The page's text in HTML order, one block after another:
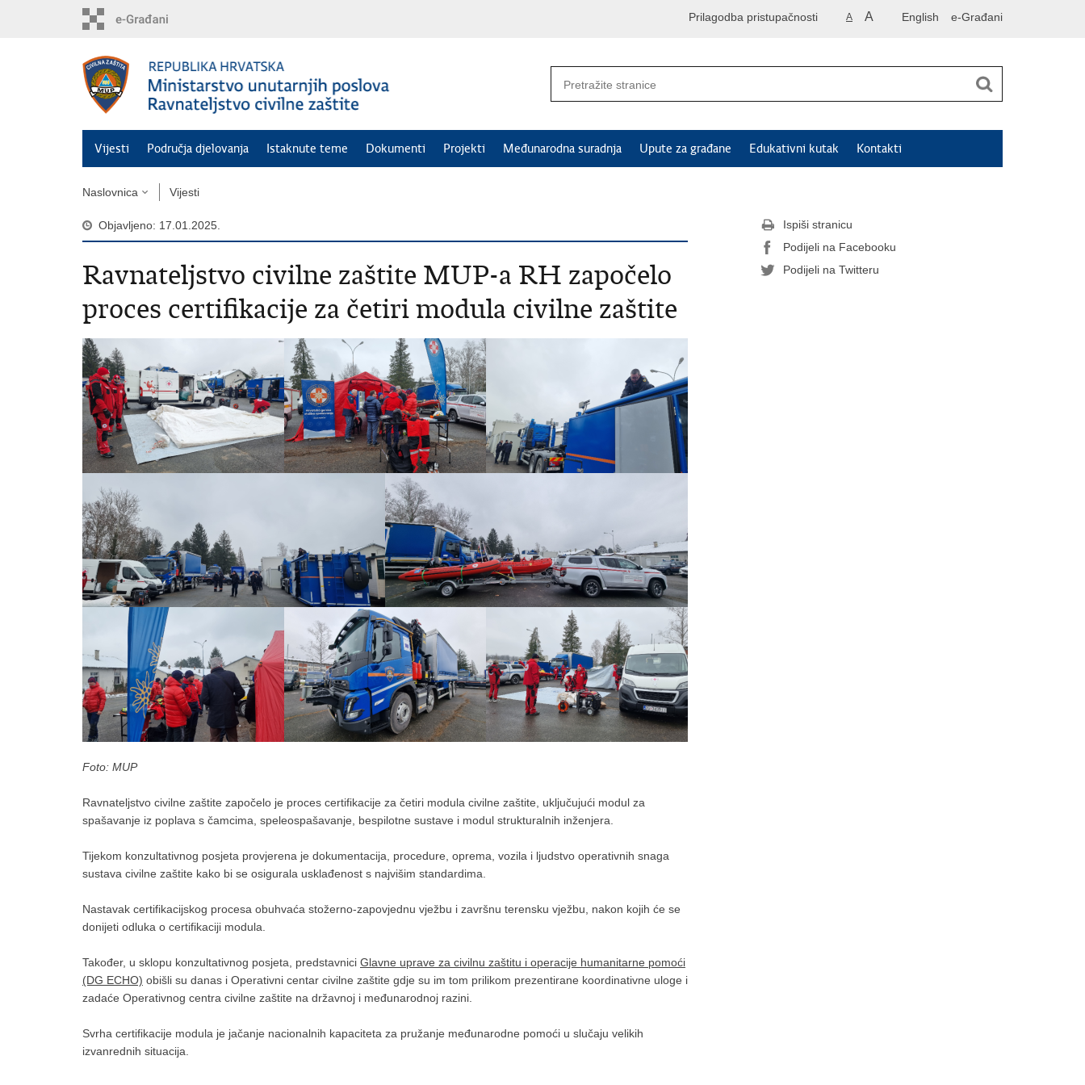
English e-Građani
A A
Prilagodba pristupačnosti
Vijesti Područja djelovanja Istaknute teme Dokumenti Projekti Međunarodna suradnja Upute za građane Edukativni kutak Kontakti
Naslovnica Vijesti
Objavljeno: 17.01.2025.
Ravnateljstvo civilne zaštite MUP-a RH započelo
proces certifikacije za četiri modula civilne zaštite
Foto: MUP
Ravnateljstvo civilne zaštite započelo je proces certifikacije za četiri modula civilne zaštite, uključujući modul za
spašavanje iz poplava s čamcima, speleospašavanje, bespilotne sustave i modul strukturalnih inženjera.
Tijekom konzultativnog posjeta provjerena je dokumentacija, procedure, oprema, vozila i ljudstvo operativnih snaga
sustava civilne zaštite kako bi se osigurala usklađenost s najvišim standardima.
Nastavak certifikacijskog procesa obuhvaća stožerno-zapovjednu vježbu i završnu terensku vježbu, nakon kojih će se
donijeti odluka o certifikaciji modula.
Također, u sklopu konzultativnog posjeta, predstavnici Glavne uprave za civilnu zaštitu i operacije humanitarne pomoći
(DG ECHO) obišli su danas i Operativni centar civilne zaštite gdje su im tom prilikom prezentirane koordinativne uloge i
zadaće Operativnog centra civilne zaštite na državnoj i međunarodnoj razini.
Svrha certifikacije modula je jačanje nacionalnih kapaciteta za pružanje međunarodne pomoći u slučaju velikih
izvanrednih situacija.
Ispiši stranicu
Podijeli na Facebooku
Podijeli na Twitteru